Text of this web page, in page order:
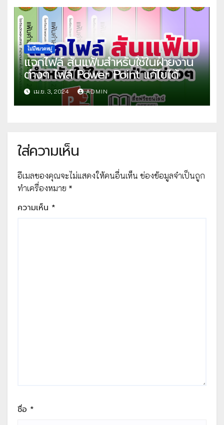
ไม่มีหมวดหมู่
แจกไฟล์ สันแฟ้มสำหรับใช้ในฝ่ายงาน
ต่างๆ ไฟล์ Power Point แก้ไขได้
เม.ย. 3, 2024 ADMIN
ใส่ความเห็น
อีเมลของคุณจะไม่แสดงให้คนอื่นเห็น ช่องข้อมูลจำเป็นถูก
ทำเครื่องหมาย *
ความเห็น *
ชื่อ *